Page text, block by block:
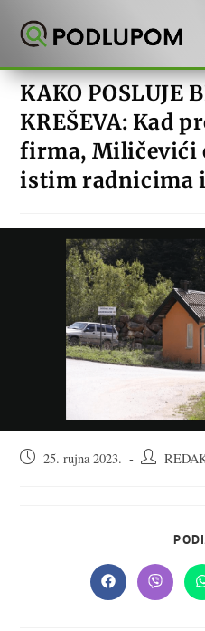
KAKO POSLUJE
KREŠEVA: Kad
firma, Miličevići
istim radnicima
Objava25. rujna 2023.
Autor
Opens
in
Opens
in